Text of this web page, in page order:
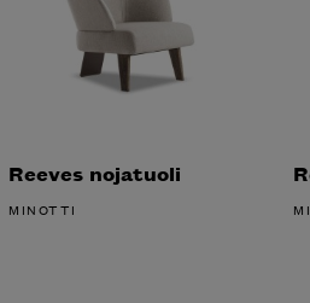
Reeves nojatuoli
MINOTTI